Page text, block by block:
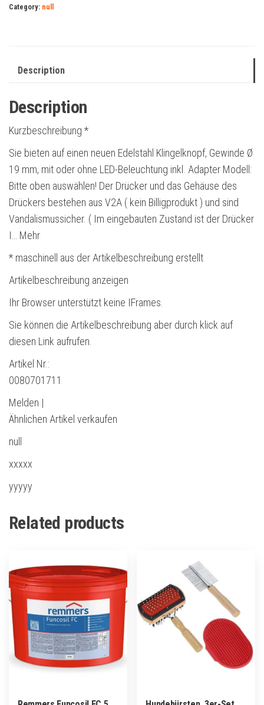
Category: null
Description
Description
Kurzbeschreibung *
Sie bieten auf einen neuen Edelstahl Klingelknopf, Gewinde Ø
19 mm, mit oder ohne LED-Beleuchtung inkl. Adapter Modell:
Bitte oben auswählen! Der Drücker und das Gehäuse des
Drückers bestehen aus V2A ( kein Billigprodukt ) und sind
Vandalismussicher. ( Im eingebauten Zustand ist der Drücker
I… Mehr
* maschinell aus der Artikelbeschreibung erstellt
Artikelbeschreibung anzeigen
Ihr Browser unterstützt keine IFrames.
Sie können die Artikelbeschreibung aber durch klick auf
diesen Link aufrufen.
Artikel Nr.:
0080701711
Melden |
Ähnlichen Artikel verkaufen
null
xxxxx
yyyyy
Related products